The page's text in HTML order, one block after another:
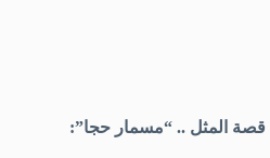
قصة المثل .. “مسمار حجا”: